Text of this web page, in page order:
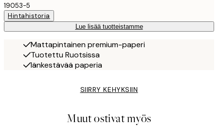
19053-5
Hintahistoria
Lue lisää tuotteistamme
Mattapintainen premium-paperi
Tuotettu Ruotsissa
Iänkestävää paperia
SIIRRY KEHYKSIIN
Muut ostivat myös